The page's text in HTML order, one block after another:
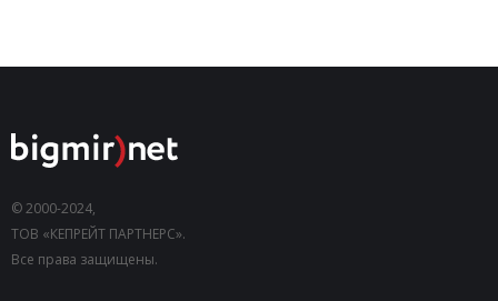
© 2000-2024,
ТОВ «КЕПРЕЙТ ПАРТНЕРС».
Все права защищены.